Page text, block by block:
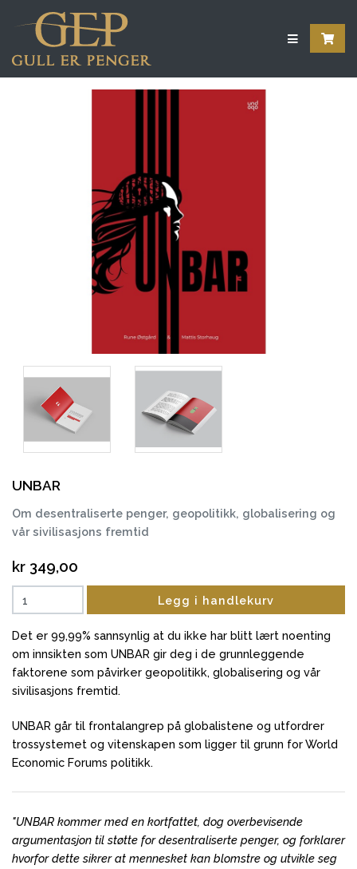
UNBAR
Om desentraliserte penger, geopolitikk, globalisering og
vår sivilisasjons fremtid
kr 349,00
Legg i handlekurv
Det er 99,99% sannsynlig at du ikke har blitt lært noenting
om innsikten som UNBAR gir deg i de grunnleggende
faktorene som påvirker geopolitikk, globalisering og vår
sivilisasjons fremtid.
UNBAR går til frontalangrep på globalistene og utfordrer
trossystemet og vitenskapen som ligger til grunn for World
Economic Forums politikk.
"UNBAR kommer med en kortfattet, dog overbevisende
argumentasjon til støtte for desentraliserte penger, og forklarer
hvorfor dette sikrer at mennesket kan blomstre og utvikle seg